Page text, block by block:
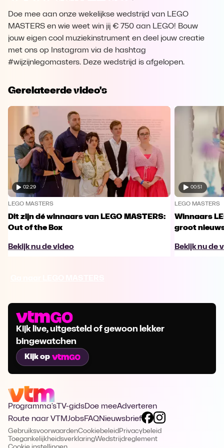
Doe mee aan onze wekelijkse wedstrijd van LEGO
MASTERS en wie weet win jij € 750 aan LEGO! Bouw
jouw eigen cool muziekinstrument en deel jouw creatie
met ons op Instagram via de hashtag
#wijzijnlegomasters. Deze wedstrijd is afgelopen.
Gerelateerde video's
02:29
LEGO MASTERS
Dit zijn dé winnaars van LEGO MASTERS:
Out of the Box
Bekijk nu de video
00:51
LEGO MASTERS
Winnaars
groot
Bekijk nu de
Kijk live, uitgesteld of gewoon lekker
bingewatchen
Kijk op
Programma's TV-gidsDoe meeAdverteren
Route naar VTMJobsFAQNieuwsbrief
GebruiksvoorwaardenCookiebeleid Privacybeleid
ToegankelijkheidsverklaringWedstrijdreglement